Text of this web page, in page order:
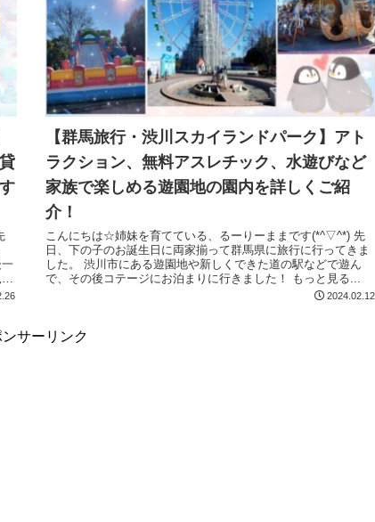
【群馬旅行・渋川スカイランドパーク】アト
ラクション、無料アスレチック、水遊びなど
家族で楽しめる遊園地の園内を詳しくご紹
介！
こんにちは☆姉妹を育てている、るーりーままです(*^▽^*) 先
日、下の子のお誕生日に両家揃って群馬県に旅行に行ってきま
した。 渋川市にある遊園地や新しくできた道の駅などで遊ん
で、その後コテージにお泊まりに行きました！ もっと見る...
2024.02.12
ンサーリンク